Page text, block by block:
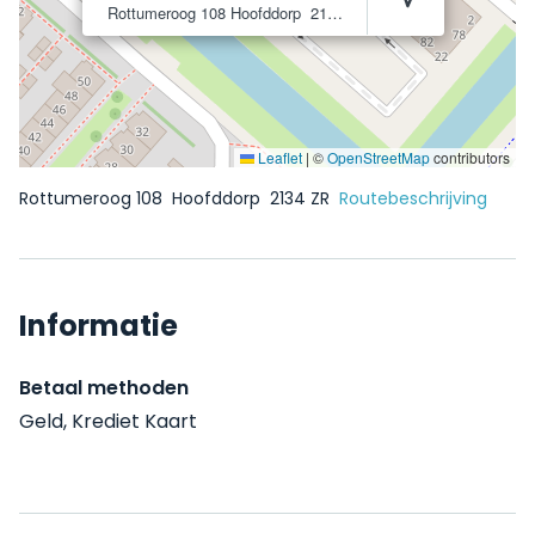
Rottumeroog 108 Hoofddorp 2134 ZR
Leaflet | ©OpenStreetMapcontributors
Rottumeroog 108 Hoofddorp 2134 ZR Routebeschrijving
Informatie
Betaal methoden
Geld, Krediet Kaart